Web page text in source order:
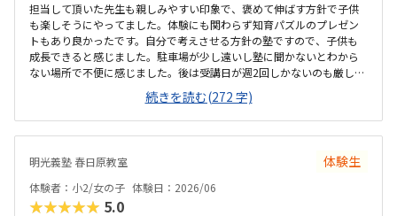
担当して頂いた先生も親しみやすい印象で、褒めて伸ばす方針で子供
も楽しそうにやってました。体験にも関わらず知育パズルのプレゼン
トもあり良かったです。自分で考えさせる方針の塾ですので、子供も
成長できると感じました。駐車場が少し遠いし塾に聞かないとわから
ない場所で不便に感じました。後は受講日が週2回しかないのも厳しい
仕切りがあって集中しやすい環境かなと思いました。夜は学習塾なの
で先生の教え方もうまいと思いました。仕方ないとは思いますが、教
材費が高いなと思いました。授業料込みで12分割できたらいいなと思
いました。体験のパズルが楽しくやってました。
続きを読む(272 字)
明光義塾 春日原教室 体験生
体験者：小2/女の子 体験日：2026/06
★★★★★ 5.0